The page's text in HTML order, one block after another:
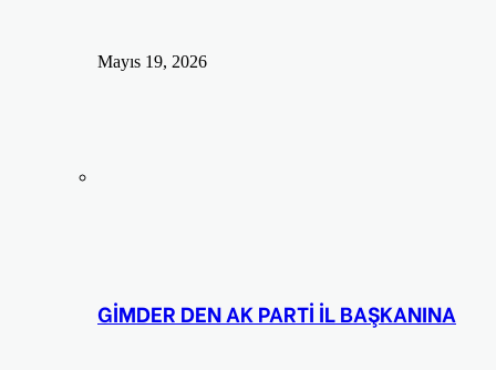
Mayıs 19, 2026
GİMDER DEN AK PARTİ İL BAŞKANINA